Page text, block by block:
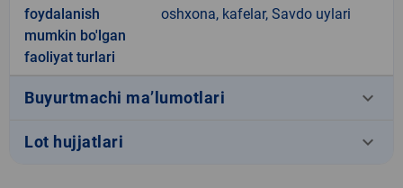
foydalanish
mumkin bo'lgan
faoliyat turlari
oshxona, kafelar, Savdo uylari
Buyurtmachi ma’lumotlari keyboard_arrow_down
Lot hujjatlari keyboard_arrow_down